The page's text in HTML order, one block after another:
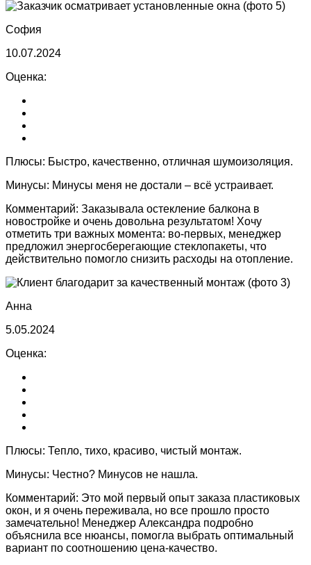
София
10.07.2024
Оценка:
Плюсы: Быстро, качественно, отличная шумоизоляция.
Минусы: Минусы меня не достали – всё устраивает.
Комментарий: Заказывала остекление балкона в
новостройке и очень довольна результатом! Хочу
отметить три важных момента: во-первых, менеджер
предложил энергосберегающие стеклопакеты, что
действительно помогло снизить расходы на отопление.
Анна
5.05.2024
Оценка:
Плюсы: Тепло, тихо, красиво, чистый монтаж.
Минусы: Честно? Минусов не нашла.
Комментарий: Это мой первый опыт заказа пластиковых
окон, и я очень переживала, но все прошло просто
замечательно! Менеджер Александра подробно
объяснила все нюансы, помогла выбрать оптимальный
вариант по соотношению цена-качество.